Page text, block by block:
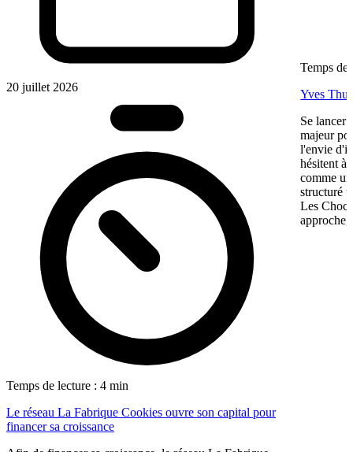
20 juillet 2026
Temps de lecture : 4 min
Le réseau La Fabrique Cookies ouvre son capital pour
financer sa croissance
Temps de
Yves
Se lancer
majeur
l'envie
hésitent à
comme
structuré
Les
approche,